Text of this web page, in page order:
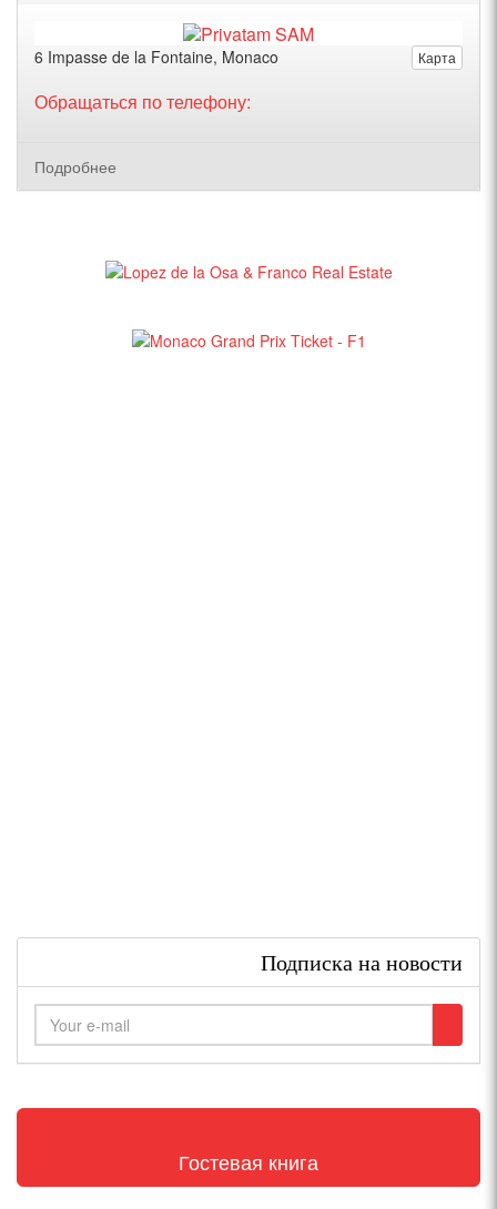
Карта
6 Impasse de la Fontaine, Monaco
Обращаться по телефону:
Подробнее
Подписка на новости
Гостевая книга